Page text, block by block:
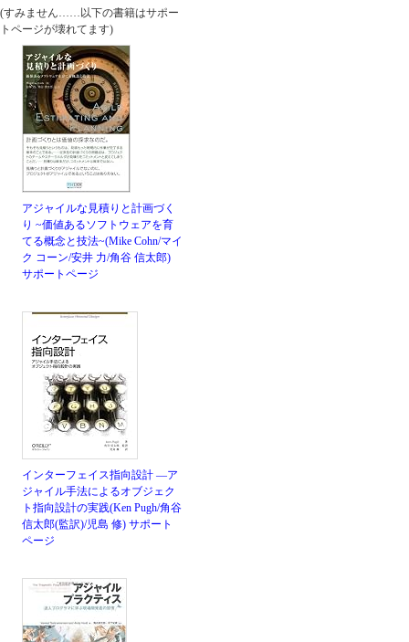
(すみません……以下の書籍はサポー
トページが壊れてます)
アジャイルな見積りと計画づく
り ~価値あるソフトウェアを育
てる概念と技法~(Mike Cohn/マイ
ク コーン/安井 力/角谷 信太郎)
サポートページ
インターフェイス指向設計 ―ア
ジャイル手法によるオブジェク
ト指向設計の実践(Ken Pugh/角谷
信太郎(監訳)/児島 修) サポート
ページ